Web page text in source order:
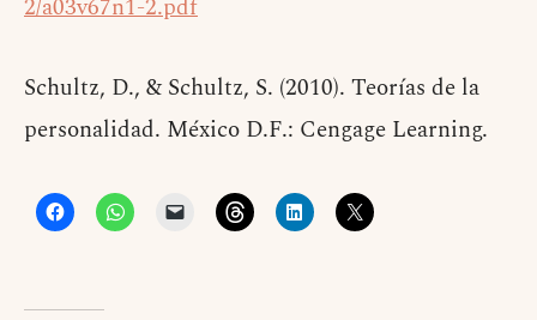
2/a03v67n1-2.pdf
Schultz, D., & Schultz, S. (2010). Teorías de la
personalidad. México D.F.: Cengage Learning.